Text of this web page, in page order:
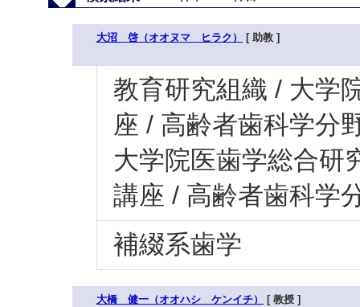
大沼 啓（オオヌマ ヒラク） [ 助教 ]
教育研究組織 / 大学
座 / 高齢者歯科学分
大学院医歯学総合研
講座 / 高齢者歯科学
補綴系歯学
大橋 健一（オオハシ ケンイチ） [ 教授 ]